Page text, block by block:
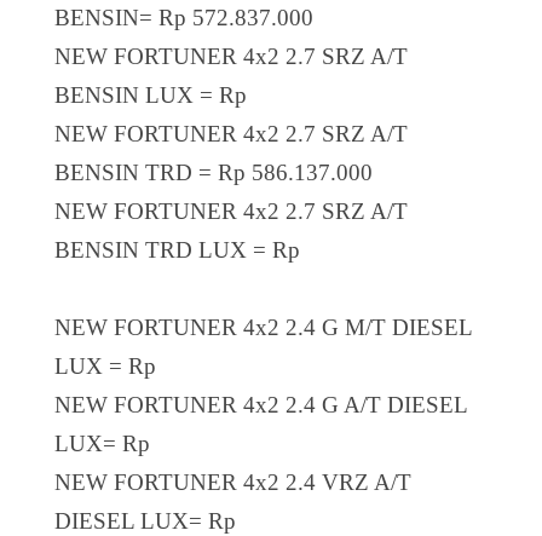
BENSIN= Rp 572.837.000
NEW FORTUNER 4x2 2.7 SRZ A/T
BENSIN LUX = Rp
NEW FORTUNER 4x2 2.7 SRZ A/T
BENSIN TRD = Rp 586.137.000
NEW FORTUNER 4x2 2.7 SRZ A/T
BENSIN TRD LUX = Rp
NEW FORTUNER 4x2 2.4 G M/T DIESEL
LUX = Rp
NEW FORTUNER 4x2 2.4 G A/T DIESEL
LUX= Rp
NEW FORTUNER 4x2 2.4 VRZ A/T
DIESEL LUX= Rp